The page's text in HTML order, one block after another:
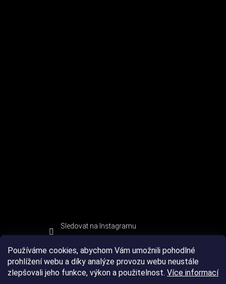
Používáme cookies, abychom Vám umožnili pohodlné
prohlížení webu a díky analýze provozu webu neustále
zlepšovali jeho funkce, výkon a použitelnost. Více informací
Sledovat na Instagramu